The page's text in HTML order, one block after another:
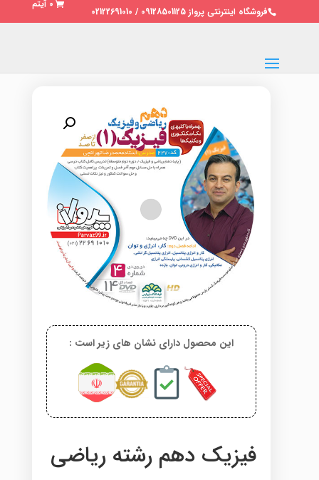
فروشگاه اینترنتی پرواز 09128501125 / 02122691010
0 آیتم
این محصول دارای نشان های زیر است :
فیزیک دهم رشته ریاضی